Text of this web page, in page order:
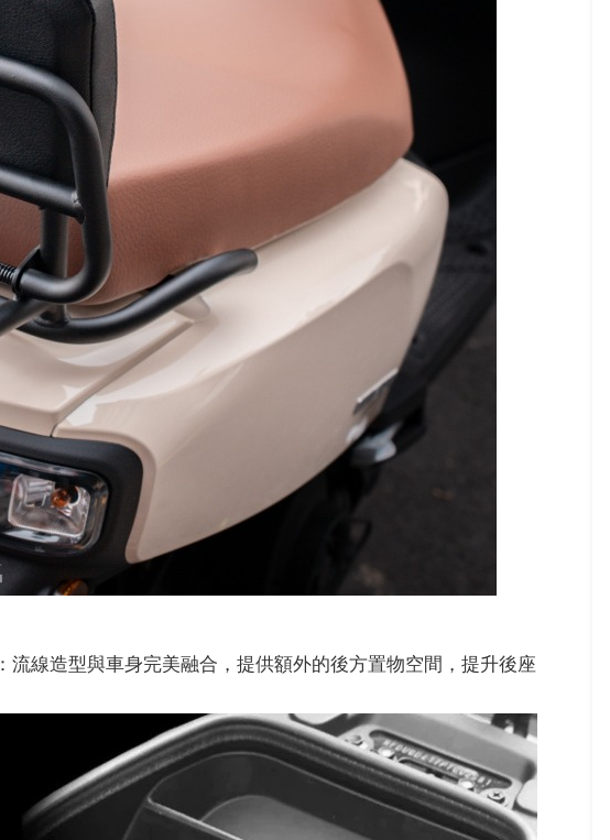
：流線造型與車身完美融合，提供額外的後方置物空間，提升後座